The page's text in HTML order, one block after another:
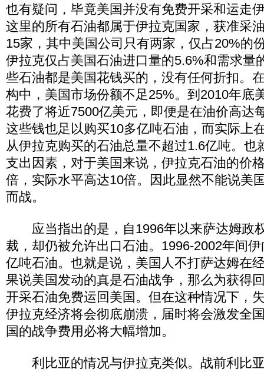
也有疑问，毕竟美国并没有免费开采和运走
这里的所有石油都属于伊拉克国家，获准采
15家，其中美国公司只有两家，仅占20%的
伊拉克仅占美国石油进口量的5.6%和需求量
些石油都是美国花钱买的，没有任何折扣。
构中，美国市场份额不足25%。到2010年底
花费了将近7500亿美元，即便是在油价高达
这些钱也足以购买10多亿吨石油，而实际上
从伊拉克购买的石油总量不超过1.6亿吨。也
支出因素，对于美国来说，伊拉克石油的价
倍，实际水平高达10倍。因此显然不能说美
而战。
应当指出的是，自1996年以来萨达姆政
裁，却仍被允许出口石油。1996-2002年间
亿吨石油。也就是说，美国人不打萨达姆在
果说美国发动的真是石油战争，那么为获得
开采石油免费运回美国。但在这种情况下，
伊拉克经济将会彻底崩溃，届时将会激发全
国的战争费用必将大幅增加。
利比亚的情况与伊拉克类似。战前利比